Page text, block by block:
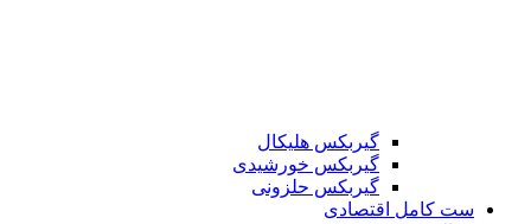
گیربکس هلیکال
گیربکس خورشیدی
گیربکس حلزونی
ست کامل اقتصادی